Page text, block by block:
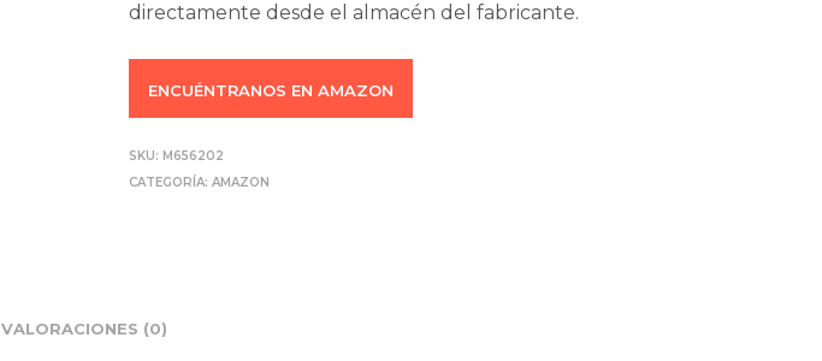
directamente desde el almacén del fabricante.
ENCUÉNTRANOS EN AMAZON
SKU: M656202
CATEGORÍA:AMAZON
VALORACIONES (0)